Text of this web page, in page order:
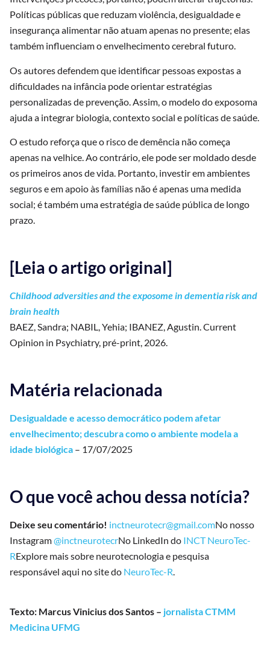
Políticas públicas que reduzam violência, desigualdade e
insegurança alimentar não atuam apenas no presente; elas
também influenciam o envelhecimento cerebral futuro.
Os autores defendem que identificar pessoas expostas a
dificuldades na infância pode orientar estratégias
personalizadas de prevenção. Assim, o modelo do exposoma
ajuda a integrar biologia, contexto social e políticas de saúde.
O estudo reforça que o risco de demência não começa
apenas na velhice. Ao contrário, ele pode ser moldado desde
os primeiros anos de vida. Portanto, investir em ambientes
seguros e em apoio às famílias não é apenas uma medida
social; é também uma estratégia de saúde pública de longo
prazo.
[Leia o artigo original]
Childhood adversities and the exposome in dementia risk and
brain health
BAEZ, Sandra; NABIL, Yehia; IBANEZ, Agustin. Current
Opinion in Psychiatry, pré-print, 2026.
Matéria relacionada
Desigualdade e acesso democrático podem afetar
envelhecimento; descubra como o ambiente modela a
idade biológica – 17/07/2025
O que você achou dessa notícia?
Deixe seu comentário! inctneurotecr@gmail.comNo nosso
Instagram@inctneurotecrNo LinkedIn do INCT NeuroTec-
RExplore mais sobre neurotecnologia e pesquisa
responsável aqui no site do NeuroTec-R.
Texto: Marcus Vinicius dos Santos – jornalista CTMM
Medicina UFMG